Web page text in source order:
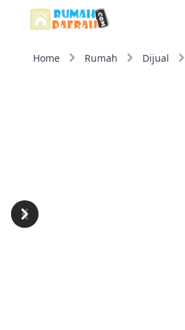
Home Rumah Dijual
Previous
Next